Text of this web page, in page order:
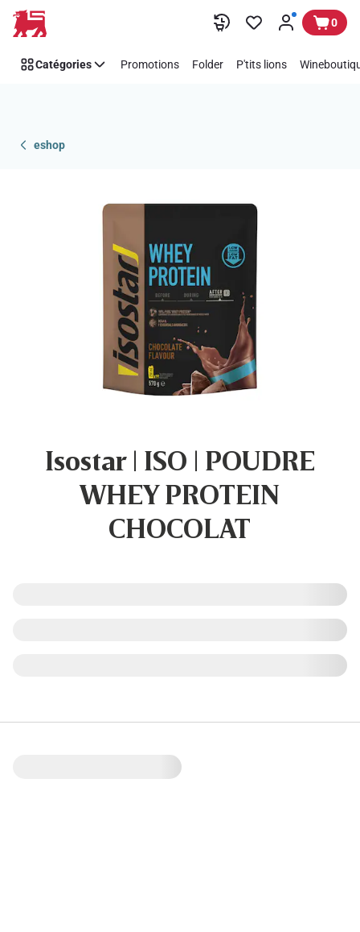
Passer 0
Catégories Promotions Folder P'tits lions
eshop
Isostar | ISO | POUDRE
WHEY PROTEIN
CHOCOLAT